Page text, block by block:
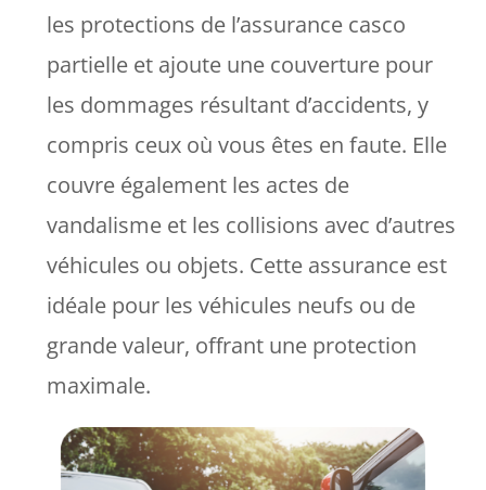
les protections de l’assurance casco
partielle et ajoute une couverture pour
les dommages résultant d’accidents, y
compris ceux où vous êtes en faute. Elle
couvre également les actes de
vandalisme et les collisions avec d’autres
véhicules ou objets. Cette assurance est
idéale pour les véhicules neufs ou de
grande valeur, offrant une protection
maximale.